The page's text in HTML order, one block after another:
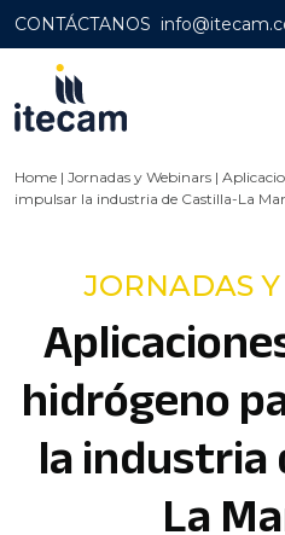
CONTÁCTANOS
Home | Jornadas y Webinars |
impulsar la industria de Castilla-La
JORNADAS
hidrógeno
la industria
La